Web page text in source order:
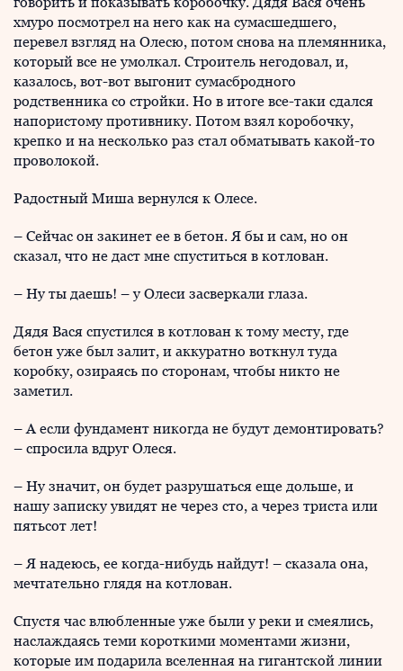
хмуро посмотрел на него как на сумасшедшего,
перевел взгляд на Олесю, потом снова на племянника,
который все не умолкал. Строитель негодовал, и,
казалось, вот-вот выгонит сумасбродного
родственника со стройки. Но в итоге все-таки сдался
напористому противнику. Потом взял коробочку,
крепко и на несколько раз стал обматывать какой-то
проволокой.
Радостный Миша вернулся к Олесе.
– Сейчас он закинет ее в бетон. Я бы и сам, но он
сказал, что не даст мне спуститься в котлован.
– Ну ты даешь! – у Олеси засверкали глаза.
Дядя Вася спустился в котлован к тому месту, где
бетон уже был залит, и аккуратно воткнул туда
коробку, озираясь по сторонам, чтобы никто не
заметил.
– А если фундамент никогда не будут демонтировать?
– спросила вдруг Олеся.
– Ну значит, он будет разрушаться еще дольше, и
нашу записку увидят не через сто, а через триста или
пятьсот лет!
– Я надеюсь, ее когда-нибудь найдут! – сказала она,
мечтательно глядя на котлован.
Спустя час влюбленные уже были у реки и смеялись,
наслаждаясь теми короткими моментами жизни,
которые им подарила вселенная на гигантской линии